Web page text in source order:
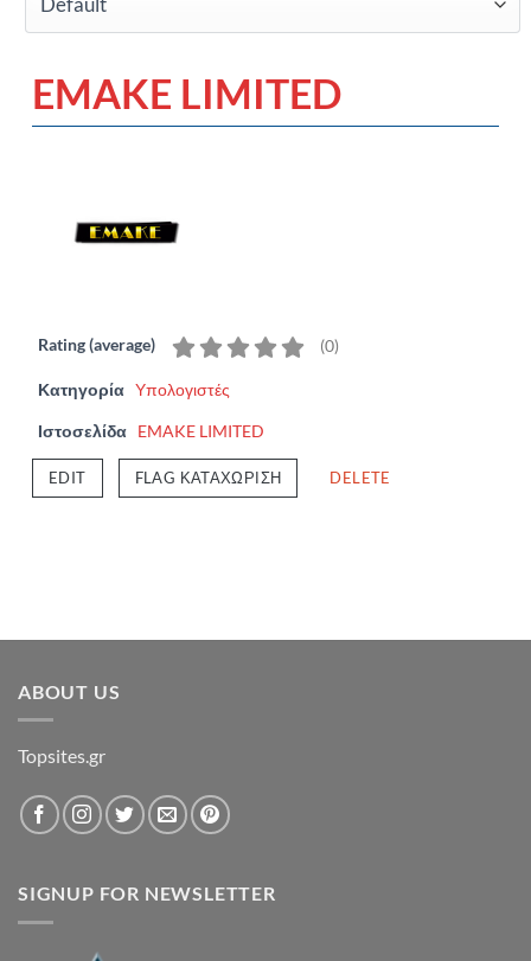
EMAKE LIMITED
Rating (average) (0)
Κατηγορία Υπολογιστές
Ιστοσελίδα EMAKE LIMITED
EDIT FLAG ΚΑΤΑΧΏΡΙΣΗ DELETE
ABOUT US
Topsites.gr
SIGNUP FOR NEWSLETTER